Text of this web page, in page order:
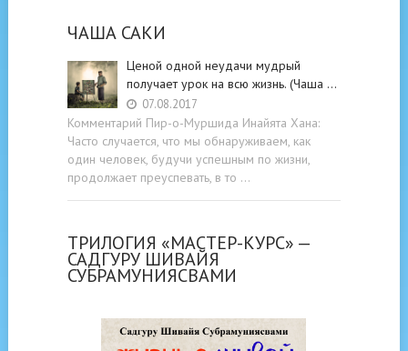
ЧАША САКИ
Ценой одной неудачи мудрый
получает урок на всю жизнь. (Чаша …
07.08.2017
Комментарий Пир-о-Муршида Инайята Хана:
Часто случается, что мы обнаруживаем, как
один человек, будучи успешным по жизни,
продолжает преуспевать, в то …
ТРИЛОГИЯ «МАСТЕР-КУРС» —
САДГУРУ ШИВАЙЯ
СУБРАМУНИЯСВАМИ